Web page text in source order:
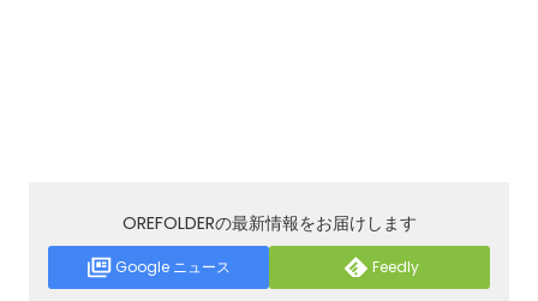
OREFOLDERの最新情報をお届けします
Google ニュース Feedly